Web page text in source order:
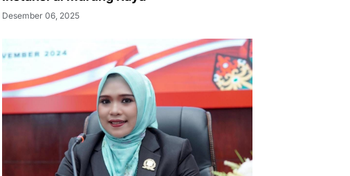
Desember 06, 2025